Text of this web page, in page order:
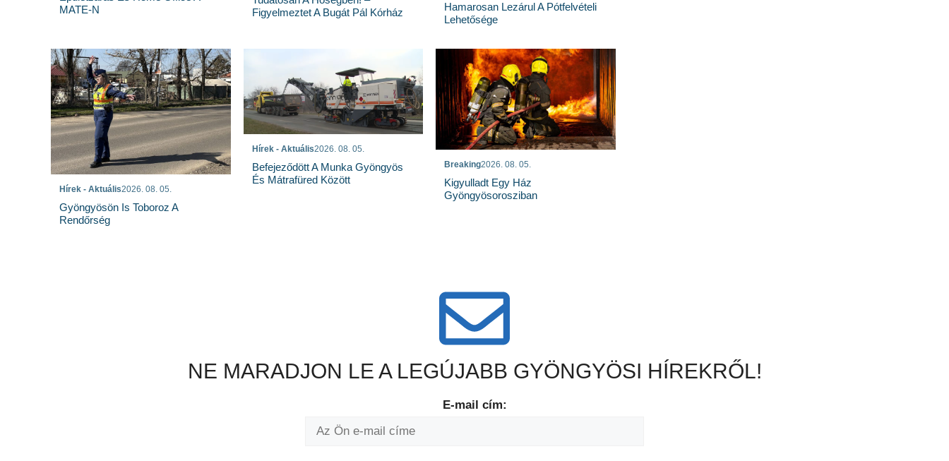
MATE-N
Figyelmeztet A Bugát Pál Kórház
Hamarosan Lezárul A Pótfelvételi
Lehetősége
Hírek - Aktuális2026. 08. 05.
Gyöngyösön Is Toboroz A
Rendőrség
Hírek - Aktuális2026. 08. 05.
Befejeződött A Munka Gyöngyös
És Mátrafüred Között
Breaking2026. 08. 05.
Kigyulladt Egy Ház
Gyöngyösorosziban
NE MARADJON LE A LEGÚJABB GYÖNGYÖSI HÍREKRŐL!
E-mail cím: